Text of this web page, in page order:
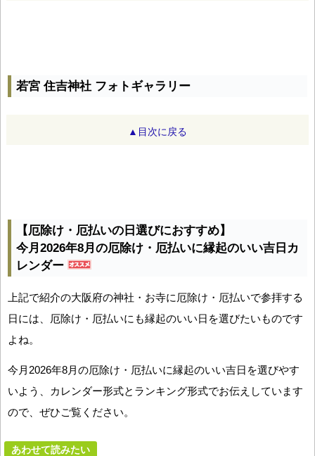
若宮 住吉神社 フォトギャラリー
▲目次に戻る
【厄除け・厄払いの日選びにおすすめ】
今月2026年8月の厄除け・厄払いに縁起のいい吉日カ
レンダー
上記で紹介の大阪府の神社・お寺に厄除け・厄払いで参拝する
日には、厄除け・厄払いにも縁起のいい日を選びたいものです
よね。
今月2026年8月の厄除け・厄払いに縁起のいい吉日を選びやす
いよう、カレンダー形式とランキング形式でお伝えしています
ので、ぜひご覧ください。
あわせて読みたい